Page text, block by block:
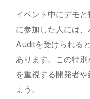
イベント中にデモ
に参加した人には
Auditを受けられる
あります。この特
を重視する開発者
ょう。